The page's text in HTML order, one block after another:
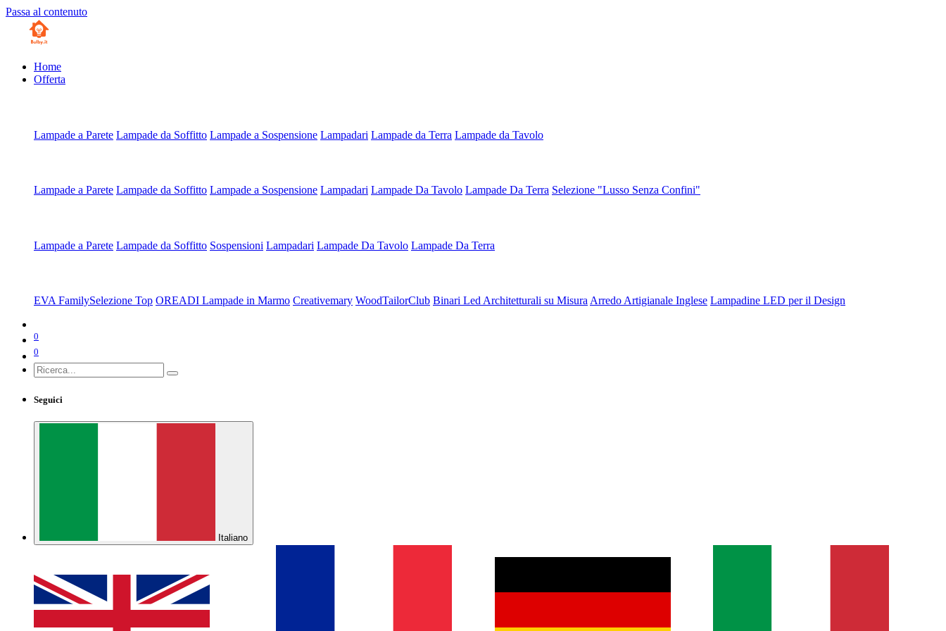
Passa al contenuto
Home
Offerta
Lampade a Parete Lampade da Soffitto Lampade a Sospensione Lampadari Lampade da Terra Lampade da Tavolo
Lampade a Parete Lampade da Soffitto Lampade a Sospensione Lampadari Lampade Da Tavolo Lampade Da Terra Selezione "Lusso Senza Confini"
Lampade a Parete Lampade da Soffitto Sospensioni Lampadari Lampade Da Tavolo Lampade Da Terra
EVA FamilySelezione Top OREADI Lampade in Marmo Creativemary WoodTailorClub Binari Led Architetturali su Misura Arredo Artigianale Inglese Lampadine LED per il Design
0
0
Seguici
Italiano